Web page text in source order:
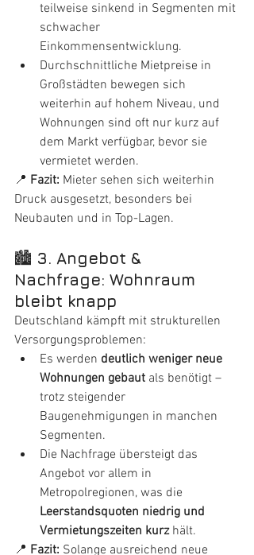
teilweise sinkend in Segmenten mit
schwacher
Einkommensentwicklung.
Durchschnittliche Mietpreise in
Großstädten bewegen sich
weiterhin auf hohem Niveau, und
Wohnungen sind oft nur kurz auf
dem Markt verfügbar, bevor sie
vermietet werden.
📍 Fazit: Mieter sehen sich weiterhin
Druck ausgesetzt, besonders bei
Neubauten und in Top-Lagen.
🏙️ 3. Angebot &
Nachfrage: Wohnraum
bleibt knapp
Deutschland kämpft mit strukturellen
Versorgungsproblemen:
Es werden deutlich weniger neue
Wohnungen gebaut als benötigt –
trotz steigender
Baugenehmigungen in manchen
Segmenten.
Die Nachfrage übersteigt das
Angebot vor allem in
Metropolregionen, was die
Leerstandsquoten niedrig und
Vermietungszeiten kurz hält.
📍 Fazit: Solange ausreichend neue